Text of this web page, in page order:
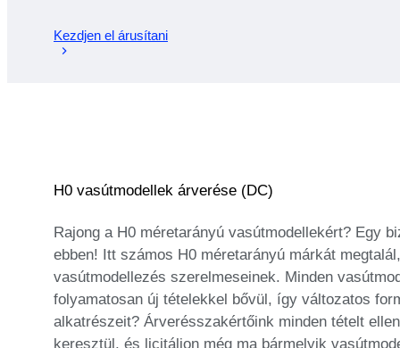
Kezdjen el árusítani
H0 vasútmodellek árverése (DC)
Rajong a H0 méretarányú vasútmodellekért? Egy
ebben! Itt számos H0 méretarányú márkát
vasútmodellezés szerelmeseinek. Minden
folyamatosan új tételekkel bővül, így változatos
alkatrészeit? Árverésszakértőink minden tételt
keresztül, és licitáljon még ma bármelyik